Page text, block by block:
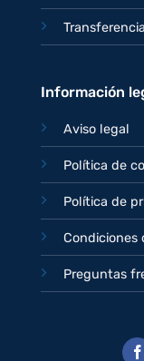
Información
Aviso legal
Política de
Política de
Condiciones
Preguntas